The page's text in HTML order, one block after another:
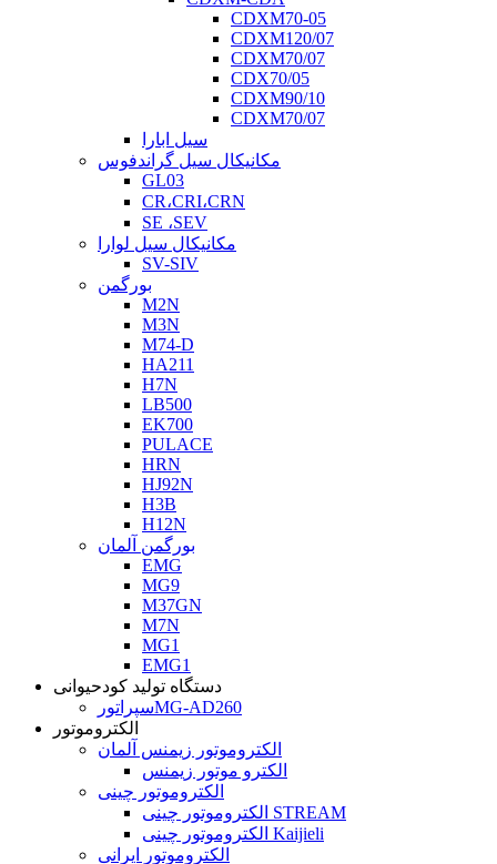
CDXM70-05
CDXM120/07
CDXM70/07
CDX70/05
CDXM90/10
CDXM70/07
سیل ابارا
مکانیکال سیل گراندفوس
GL03
CR،CRI،CRN
SE ،SEV
مکانیکال سیل لوارا
SV-SIV
بورگمن
M2N
M3N
M74-D
HA211
H7N
LB500
EK700
PULACE
HRN
HJ92N
H3B
H12N
بورگمن آلمان
EMG
MG9
M37GN
M7N
MG1
EMG1
دستگاه تولید کودحیوانی
سپراتورMG-AD260
الکتروموتور
الکتروموتور زیمنس آلمان
الکترو موتور زیمنس
الکتروموتور چینی
الکتروموتور چینی STREAM
الکتروموتور چینی Kaijieli
الکتروموتور ایرانی